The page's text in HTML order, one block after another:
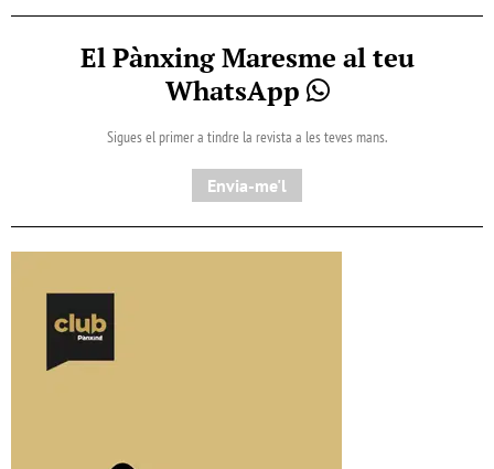
El Pànxing Maresme al teu
WhatsApp
Sigues el primer a tindre la revista a les teves mans.
Envia-me'l